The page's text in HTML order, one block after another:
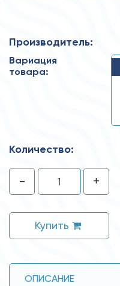
Производитель:
Вариация
товара:
Количество:
- +
Купить
ОПИСАНИЕ